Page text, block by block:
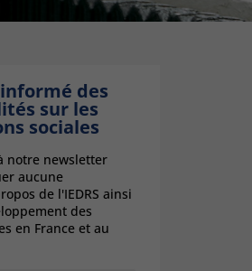
des
sur les
sociales
notre newsletter
aucune
de l'IEDRS ainsi
des
en France et au